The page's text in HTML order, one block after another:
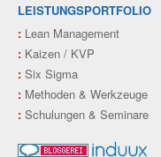
LEISTUNGSPORTFOLIO
: Lean Management
: Kaizen / KVP
: Six Sigma
: Methoden & Werkzeuge
: Schulungen & Seminare